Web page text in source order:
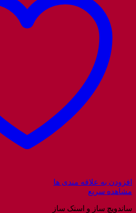
افزودن به علاقه مندی ها
مشاهده سریع
ساندویچ ساز و اسنک ساز